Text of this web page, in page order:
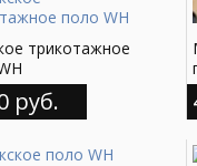
трикотажное
руб.